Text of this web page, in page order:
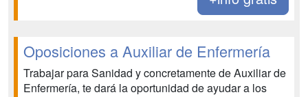
Oposiciones a Auxiliar de Enfermería
Trabajar para Sanidad y concretamente de Auxiliar de
Enfermería, te dará la oportunidad de ayudar a los